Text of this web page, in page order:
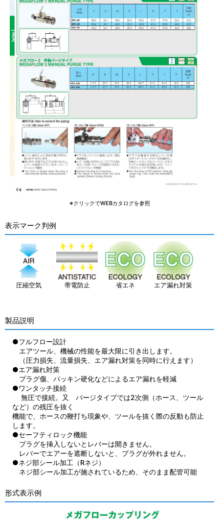
※クリックでWEBカタログを参照
表示マーク判例
圧縮空気 帯電防止 省エネ エア漏れ対策
製品説明
●フルフロー設計
エアツール、機械の性能を最大限に引き出します。
（圧力損失、流量損失、エア漏れ対策を同時に行えます）
●エア漏れ対策
プラグ傷、パッキン硬化などによるエア漏れを軽減
●ワンタッチ接続
無圧で接続。又 パージタイプでは2次側（ホース、ツール
など）の残圧を抜く
機能で、ホースの鞭打ち現象や、ツールを抜く際の反動も防止
します。
●セーフティロック機能
プラグを挿入しないとレバーは開きません。
レバーでエアーを遮断しないと、プラグが外れません。
●ネジ部シール加工（Rネジ）
ネジ部シール加工が施されているため、そのまま配管可能
形式表示例